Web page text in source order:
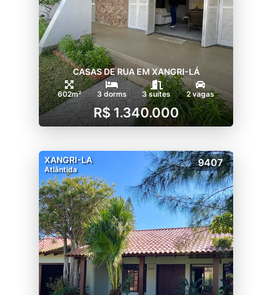
CASAS DE RUA EM XANGRI-LÁ
602m² 3 dorms 3 suítes 2 vagas
R$ 1.340.000
XANGRI-LA
Atlântida
9407